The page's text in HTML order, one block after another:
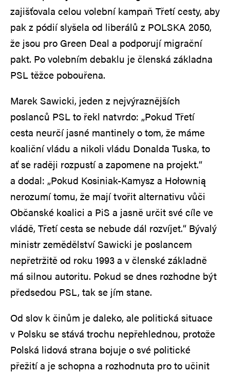
zajišťovala celou volební kampaň Třetí cesty, aby
pak z pódií slyšela od liberálů z POLSKA 2050,
že jsou pro Green Deal a podporují migrační
pakt. Po volebním debaklu je členská základna
PSL těžce pobouřena.
Marek Sawicki, jeden z nejvýraznějších
poslanců PSL to řekl natvrdo: „Pokud Třetí
cesta neurčí jasné mantinely o tom, že máme
koaliční vládu a nikoli vládu Donalda Tuska, to
ať se raději rozpustí a zapomene na projekt.“
a dodal: „Pokud Kosiniak-Kamysz a Hołownią
nerozumí tomu, že mají tvořit alternativu vůči
Občanské koalici a PiS a jasně určit své cíle ve
vládě, Třetí cesta se nebude dál rozvíjet.“ Bývalý
ministr zemědělství Sawicki je poslancem
nepřetržitě od roku 1993 a v členské základně
má silnou autoritu. Pokud se dnes rozhodne být
předsedou PSL, tak se jím stane.
Od slov k činům je daleko, ale politická situace
v Polsku se stává trochu nepřehlednou, protože
Polská lidová strana bojuje o své politické
přežití a je schopna a rozhodnuta pro to učinit